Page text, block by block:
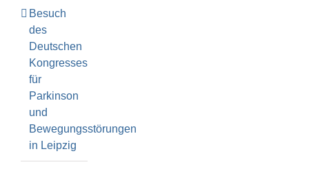
Besuch
des
Deutschen
Kongresses
für
Parkinson
und
Bewegungsstörungen
in Leipzig